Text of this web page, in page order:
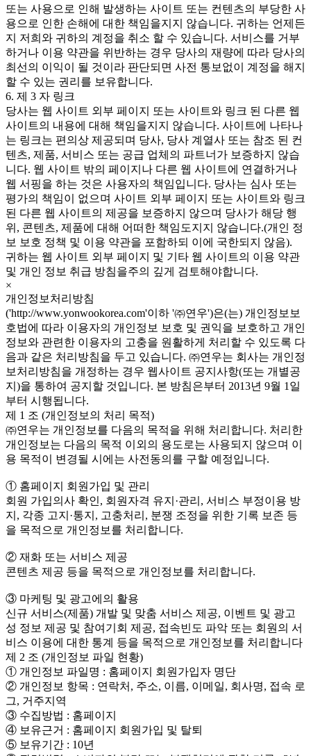
또는 사용으로 인해 발생하는 사이트 또는 컨텐츠의 부당한 사
용으로 인한 손해에 대한 책임을지지 않습니다. 귀하는 언제든
지 저희와 귀하의 계정을 취소 할 수 있습니다. 서비스를 거부
하거나 이용 약관을 위반하는 경우 당사의 재량에 따라 당사의
최선의 이익이 될 것이라 판단되면 사전 통보없이 계정을 해지
할 수 있는 권리를 보유합니다.
6. 제 3 자 링크
당사는 웹 사이트 외부 페이지 또는 사이트와 링크 된 다른 웹
사이트의 내용에 대해 책임을지지 않습니다. 사이트에 나타나
는 링크는 편의상 제공되며 당사, 당사 계열사 또는 참조 된 컨
텐츠, 제품, 서비스 또는 공급 업체의 파트너가 보증하지 않습
니다. 웹 사이트 밖의 페이지나 다른 웹 사이트에 연결하거나
웹 서핑을 하는 것은 사용자의 책임입니다. 당사는 심사 또는
평가의 책임이 없으며 사이트 외부 페이지 또는 사이트와 링크
된 다른 웹 사이트의 제공을 보증하지 않으며 당사가 해당 행
위, 콘텐츠, 제품에 대해 어떠한 책임도지지 않습니다.(개인 정
보 보호 정책 및 이용 약관을 포함하되 이에 국한되지 않음).
귀하는 웹 사이트 외부 페이지 및 기타 웹 사이트의 이용 약관
및 개인 정보 취급 방침을주의 깊게 검토해야합니다.
×
개인정보처리방침
('http://www.yonwookorea.com'이하 '㈜연우')은(는) 개인정보보
호법에 따라 이용자의 개인정보 보호 및 권익을 보호하고 개인
정보와 관련한 이용자의 고충을 원활하게 처리할 수 있도록 다
음과 같은 처리방침을 두고 있습니다. ㈜연우는 회사는 개인정
보처리방침을 개정하는 경우 웹사이트 공지사항(또는 개별공
지)을 통하여 공지할 것입니다. 본 방침은부터 2013년 9월 1일
부터 시행됩니다.
제 1 조 (개인정보의 처리 목적)
㈜연우는 개인정보를 다음의 목적을 위해 처리합니다. 처리한
개인정보는 다음의 목적 이외의 용도로는 사용되지 않으며 이
용 목적이 변경될 시에는 사전동의를 구할 예정입니다.
① 홈페이지 회원가입 및 관리
회원 가입의사 확인, 회원자격 유지·관리, 서비스 부정이용 방
지, 각종 고지·통지, 고충처리, 분쟁 조정을 위한 기록 보존 등
을 목적으로 개인정보를 처리합니다.
② 재화 또는 서비스 제공
콘텐츠 제공 등을 목적으로 개인정보를 처리합니다.
③ 마케팅 및 광고에의 활용
신규 서비스(제품) 개발 및 맞춤 서비스 제공, 이벤트 및 광고
성 정보 제공 및 참여기회 제공, 접속빈도 파악 또는 회원의 서
비스 이용에 대한 통계 등을 목적으로 개인정보를 처리합니다
제 2 조 (개인정보 파일 현황)
① 개인정보 파일명 : 홈페이지 회원가입자 명단
② 개인정보 항목 : 연락처, 주소, 이름, 이메일, 회사명, 접속 로
그, 거주지역
③ 수집방법 : 홈페이지
④ 보유근거 : 홈페이지 회원가입 및 탈퇴
⑤ 보유기간 : 10년